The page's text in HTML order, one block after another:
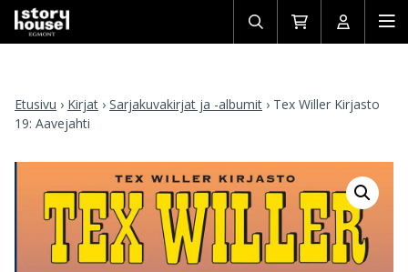
Avaa/sulje
haku
Siirry
ostoskoriin
Avaa/
Etusivu › Kirjat › Sarjakuvakirjat ja -albumit › Tex Willer Kirjasto
19: Aavejahti